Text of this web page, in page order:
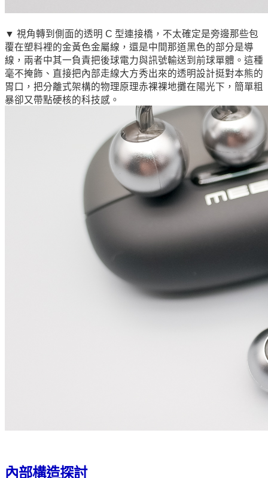
▼ 視角轉到側面的透明 C 型連接橋，不太確定是旁邊那些包
覆在塑料裡的金黃色金屬線，還是中間那道黑色的部分是導
線，兩者中其一負責把後球電力與訊號輸送到前球單體。這種
毫不掩飾、直接把內部走線大方秀出來的透明設計挺對本熊的
胃口，把分離式架構的物理原理赤裸裸地攤在陽光下，簡單粗
暴卻又帶點硬核的科技感。
內部構造探討